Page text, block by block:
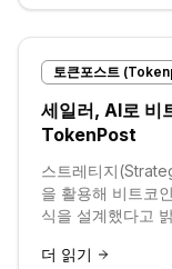
토큰포스트
세일러, AI로 비
TokenPost
스트레티지
을 활용해 비트코
식을 설계했다고
더 읽기